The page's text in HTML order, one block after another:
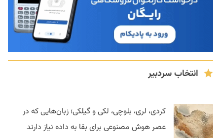
انتخاب سردبیر
کردی، لری، بلوچی، لکی و گیلکی؛ زبان‌هایی که در
عصر هوش مصنوعی برای بقا به داده نیاز دارند